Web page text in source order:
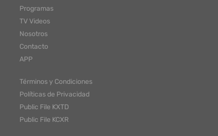
Programas
TV Videos
Nosotros
Contacto
APP
Términos y Condiciones
Políticas de Privacidad
Public File KXTD
Public File KCXR